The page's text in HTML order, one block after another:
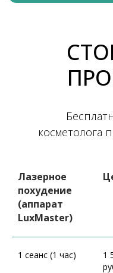
косметолога
Лазерное
похудение
(аппарат
LuxMaster)
1 сеанс (1 час)
1